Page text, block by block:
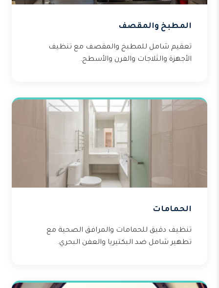
المطبخ والمقصف
تعقيم شامل للمطبخ والمقصف مع تنظيف
الأجهزة والثلاجات والفرن والأسطح.
الحمامات
تنظيف دقيق للحمامات والمرافق الصحية مع
تطهير شامل ضد البكتيريا والعفن البحري.